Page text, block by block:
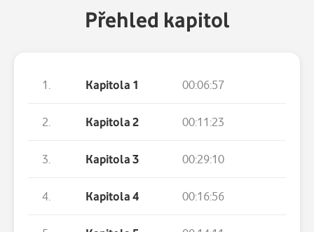
Group, a. s. – Témbr, březen 2022 Nahrávka vznikla podle
Republic Translation © Radovan Zítko, 2013
Přehled kapitol
1. Kapitola 1 00:06:57
2. Kapitola 2 00:11:23
3. Kapitola 3 00:29:10
4. Kapitola 4 00:16:56